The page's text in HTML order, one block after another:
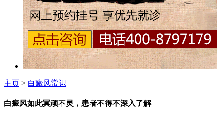
主页 > 白癜风常识
白癜风如此冥顽不灵，患者不得不深入了解